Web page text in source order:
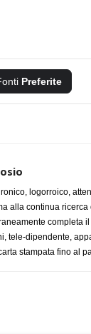
Preferite
logorroico,
alla continua
completa
tele-dipendente,
stampata fino al